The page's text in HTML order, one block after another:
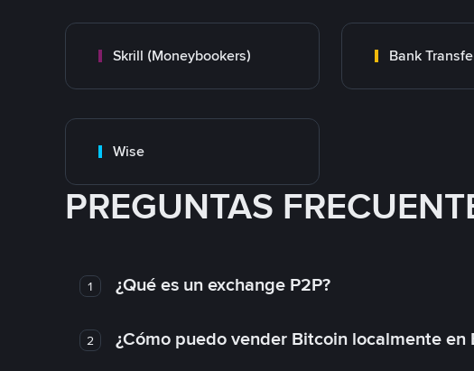
Skrill (Moneybookers) Bank
Wise
PREGUNTAS
1 ¿Qué es un exchange P2P?
2 ¿Cómo puedo vender Bitcoin localmente en